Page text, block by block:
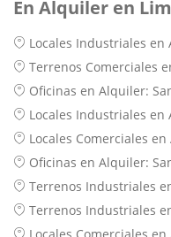
En Alquiler en
Locales Industriales en
Terrenos Comerciales
Oficinas en Alquiler:
Locales Industriales
Locales Comerciales
Oficinas en Alquiler:
Terrenos Industriales
Terrenos Industriales